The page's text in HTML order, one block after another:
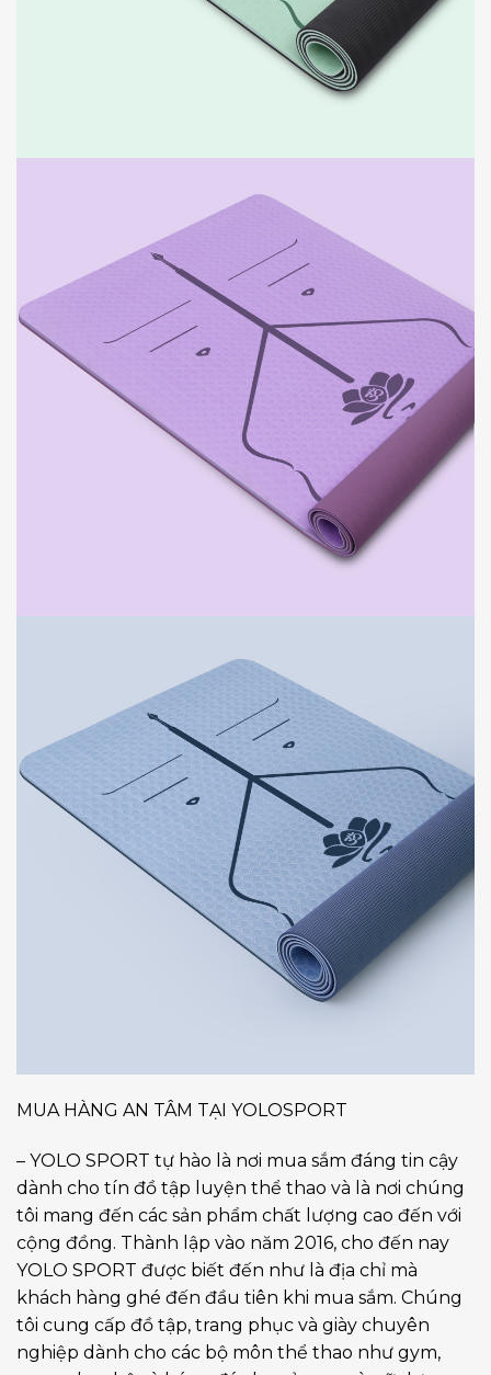
MUA HÀNG AN TÂM TẠI YOLOSPORT
– YOLO SPORT tự hào là nơi mua sắm đáng tin cậy
dành cho tín đồ tập luyện thể thao và là nơi chúng
tôi mang đến các sản phẩm chất lượng cao đến với
cộng đồng. Thành lập vào năm 2016, cho đến nay
YOLO SPORT được biết đến như là địa chỉ mà
khách hàng ghé đến đầu tiên khi mua sắm. Chúng
tôi cung cấp đồ tập, trang phục và giày chuyên
nghiệp dành cho các bộ môn thể thao như gym,